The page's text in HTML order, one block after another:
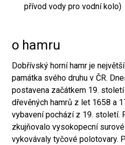
přívod vody pro vodní kolo)
o hamru
Dobřívský horní hamr je
památka svého druhu v ČR.
postavena začátkem 19.
dřevěných hamrů z let 1658 a
vybavení pochází z 19. století.
zkujňovalo vysokopecní
vykovávaly tyčové polotovary.